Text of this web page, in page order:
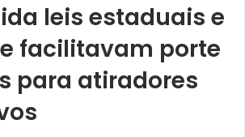
leis estaduais e
facilitavam porte
para atiradores